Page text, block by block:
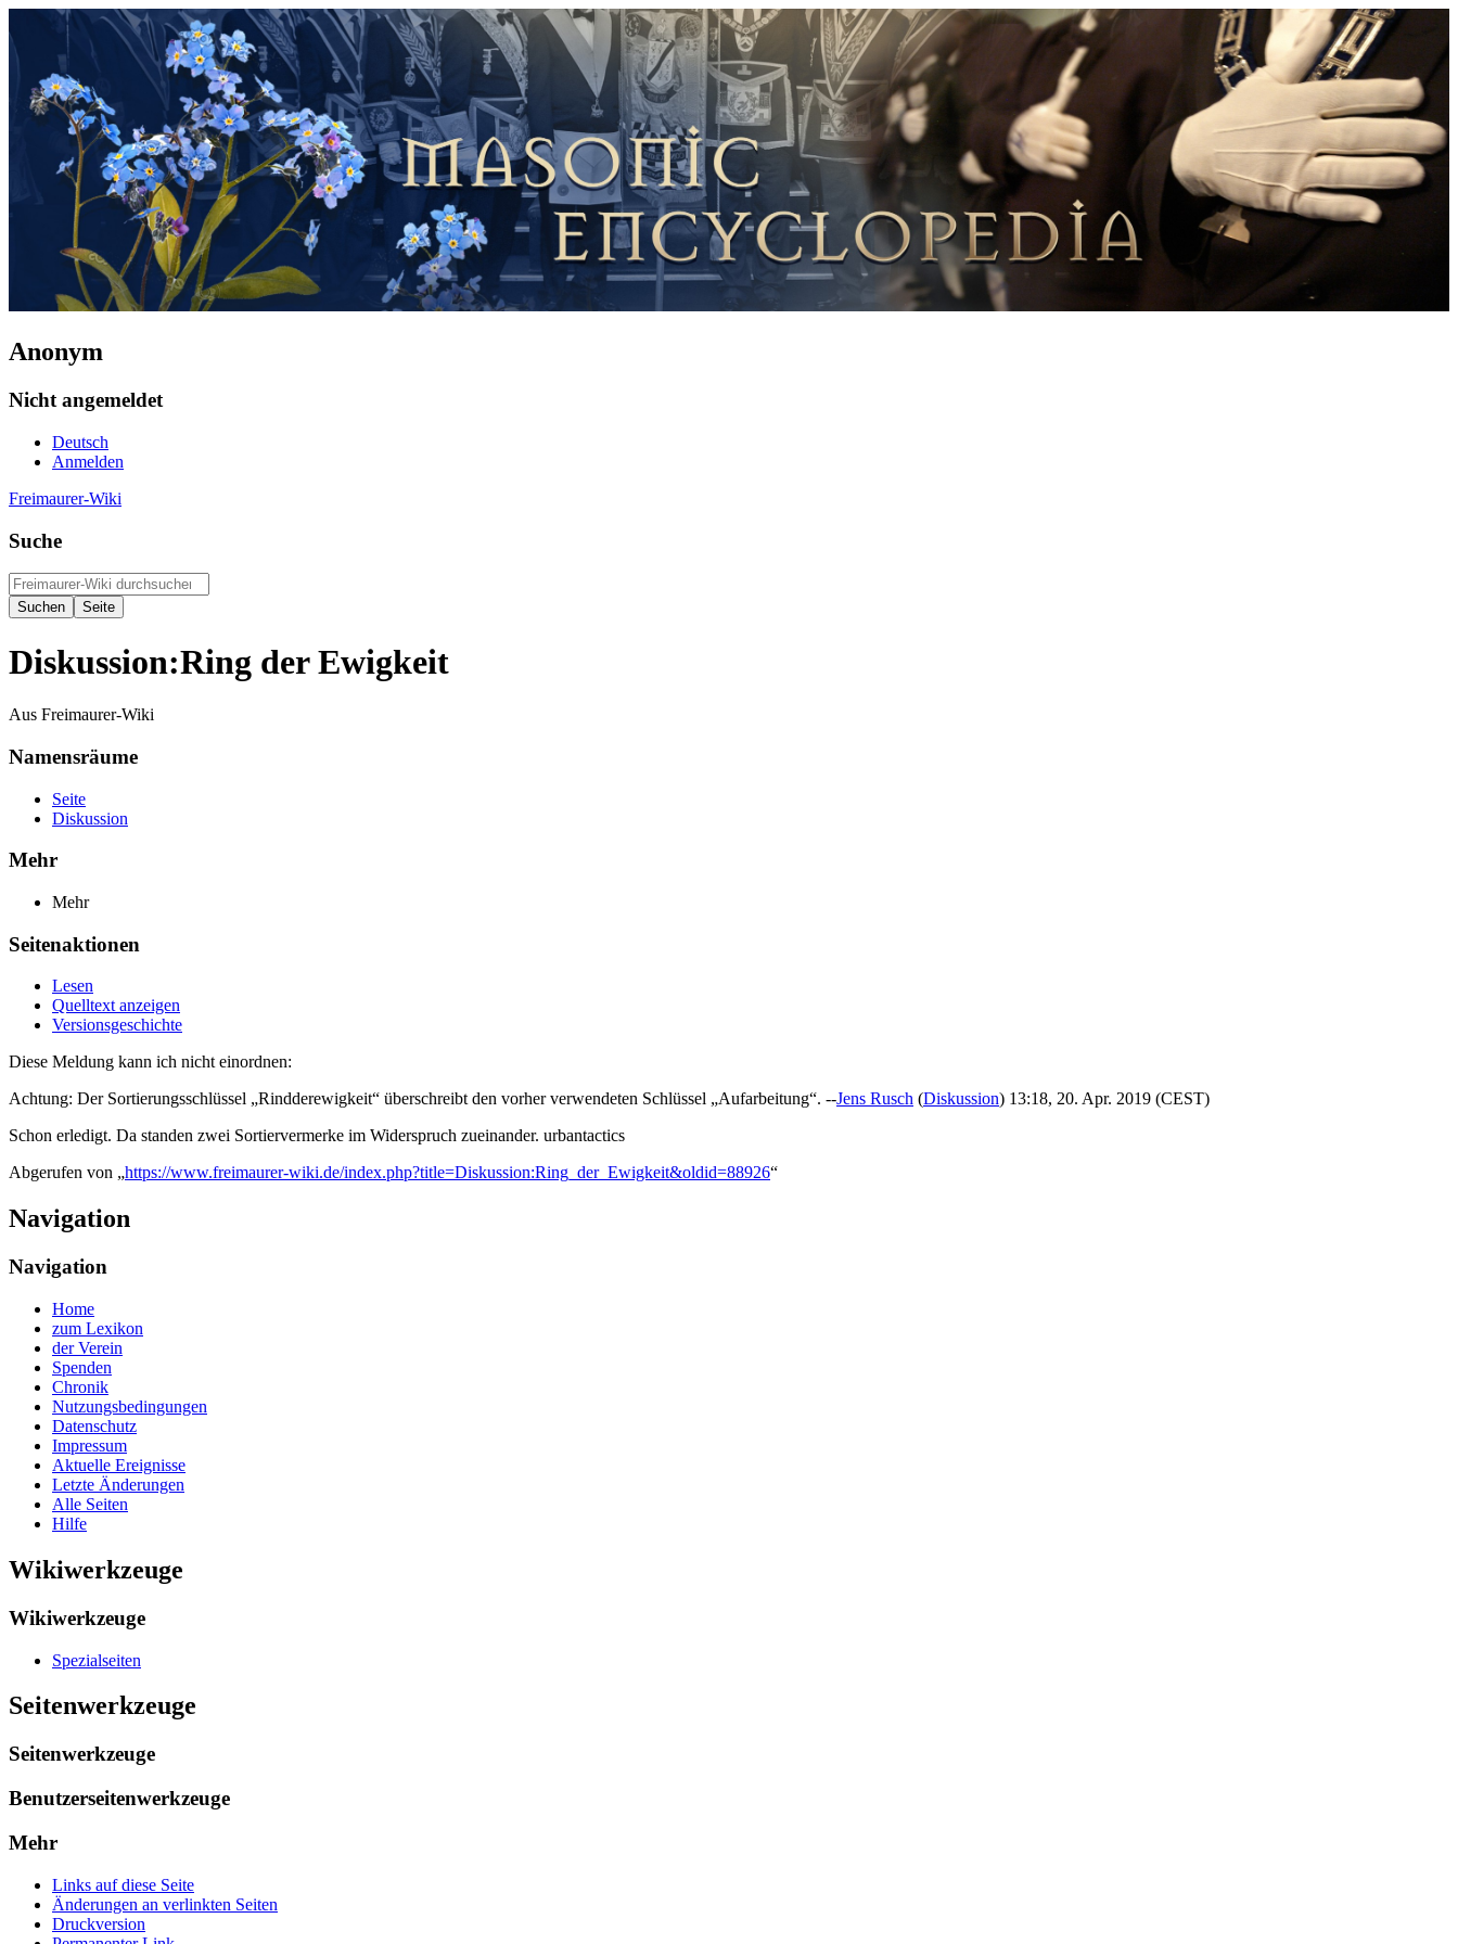
Anonym
Nicht angemeldet
Deutsch
Anmelden
Freimaurer-Wiki
Suche
Diskussion:Ring der Ewigkeit
Aus Freimaurer-Wiki
Namensräume
Seite
Diskussion
Mehr
Mehr
Seitenaktionen
Lesen
Quelltext anzeigen
Versionsgeschichte
Diese Meldung kann ich nicht einordnen:
Achtung: Der Sortierungsschlüssel „Rindderewigkeit“ überschreibt den vorher verwendeten Schlüssel „Aufarbeitung“. --Jens Rusch (Diskussion) 13:18, 20. Apr. 2019 (CEST)
Schon erledigt. Da standen zwei Sortiervermerke im Widerspruch zueinander. urbantactics
Abgerufen von „https://www.freimaurer-wiki.de/index.php?title=Diskussion:Ring_der_Ewigkeit&oldid=88926“
Navigation
Navigation
Home
zum Lexikon
der Verein
Spenden
Chronik
Nutzungsbedingungen
Datenschutz
Impressum
Aktuelle Ereignisse
Letzte Änderungen
Alle Seiten
Hilfe
Wikiwerkzeuge
Wikiwerkzeuge
Spezialseiten
Seitenwerkzeuge
Seitenwerkzeuge
Benutzerseitenwerkzeuge
Mehr
Links auf diese Seite
Änderungen an verlinkten Seiten
Druckversion